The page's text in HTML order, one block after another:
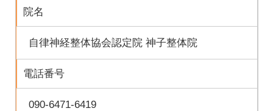
院名
自律神経整体協会認定院 神子整体院
電話番号
090-6471-6419